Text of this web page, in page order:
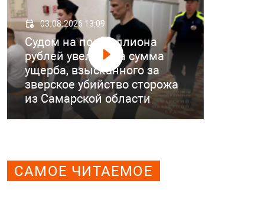
03.08.2026 13:09
Судом на полмиллиона
рублей увеличена сумма
ущерба, взысканного за
зверское убийство сторожа
из Самарской области
САМОЕ ЧИТАЕМОЕ